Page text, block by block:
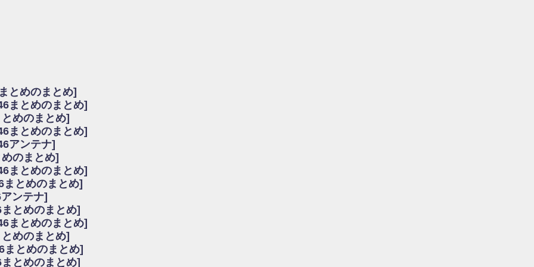
ッハ！』ミーグリ日程がこちら
はマジギレしてる
ト!】
クアップ / 良い品揃え！櫻坂46 12thシングル『Make or Break』オフィシャルグッズ絶賛販売受付中
ハ！』ミーグリ日程がこちら
見かけるな
or Break』オフィシャルグッズ解禁
してる
クアップ / れなッピーズ集結！櫻坂46守屋麗奈×遠藤理子、8/6「ラヴィット！」水曜スタジオ出演決定
！？
！？
』ミーグリ日程がこちら
クアップ / 日向坂46卒業後初共演！佐々木久美さん、師匠オードリー若林さんと再会した結果･･･【激レアさんを連れてきた。】
だと話題に
とめのまとめ]
まとめのまとめ]
めのまとめ]
まとめのまとめ]
アンテナ]
のまとめ]
まとめのまとめ]
まとめのまとめ]
ンテナ]
とめのまとめ]
まとめのまとめ]
めのまとめ]
まとめのまとめ]
とめのまとめ]